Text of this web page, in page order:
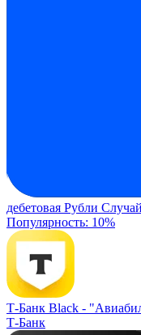
дебетовая Рубли
Популярность: 10%
Т-Банк Black -
Т-Банк